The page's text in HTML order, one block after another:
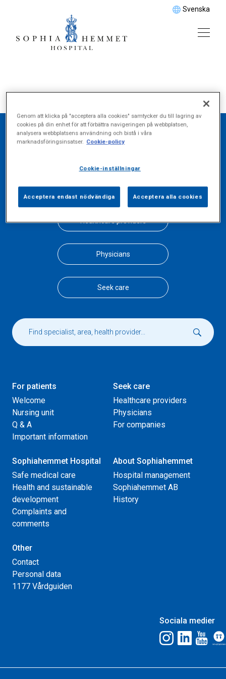
Svenska
below
Healthcare providers
Physicians
Seek care
For patients
Welcome
Nursing unit
Q & A
Important information
Seek care
Healthcare providers
Physicians
For companies
Sophiahemmet Hospital
Safe medical care
Health and sustainable
development
Complaints and
comments
About Sophiahemmet
Hospital management
Sophiahemmet AB
History
Other
Contact
Personal data
1177 Vårdguiden
Sociala medier
Genom att klicka på "acceptera alla cookies" samtycker du till lagring av
cookies på din enhet för att förbättra navigeringen på webbplatsen,
analysera webbplatsens användning och bistå i våra
marknadsföringsinsatser. Cookie-policy
Cookie-inställningar
Acceptera endast nödvändiga Acceptera alla cookies